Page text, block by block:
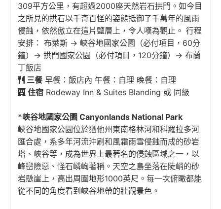
309平方公里，有超過2000座天然岩石拱門。如今目
之所見的拱石以千奇百怪的姿態抵御了千萬年的風雨
侵蝕，依然傲立在這片鹽層上，令人嘆為觀止。 行程
安排： 布萊斯 → 峽谷地國家公園（必付項目，60分
鐘）→ 拱門國家公園（必付項目，120分鐘）→ 布蘭
丁飯店
三餐早餐：飯店內 午餐：自理 晚餐：自理
住宿 Rodeway Inn & Suites Blanding 或 同級
*峽谷地國家公園 Canyonlands National Park
峽谷地國家公園位於猶他州東南格林河和科羅拉多河
匯合處，系多年河流沖刷和風霜雨雪侵蝕而成的砂岩
塔、峽谷等，成為世界上最著名的侵蝕區域之一，以
峰巒險惡、怪石嶙峋著稱。天空之島坐落在陡峭的砂
岩懸崖上，高出周圍地形1000英尺。每一次俯瞰都能
從不同的角度看到峽谷地帶的壯觀景色。